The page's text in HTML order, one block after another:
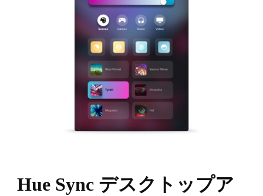
Hue Sync デスクトップア